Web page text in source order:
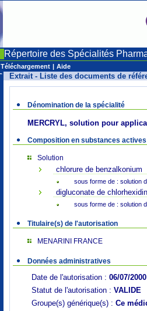
Répertoire des Spécialités
Téléchargement | Aide
Extrait - Liste des documents de
Dénomination de la spécialité
MERCRYL, solution pour
Composition en substances actives
Solution
chlorure de benzalkonium
sous forme de : solution
digluconate de
sous forme de : solution
Titulaire(s) de l'autorisation
MENARINI FRANCE
Données administratives
Date de l'autorisation : 06/07/2000
Statut de l'autorisation : VALIDE
Groupe(s) générique(s) : Ce